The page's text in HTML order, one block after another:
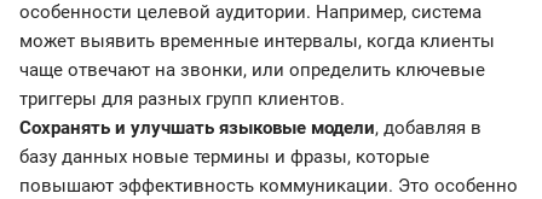
особенности целевой аудитории. Например, система
может выявить временные интервалы, когда клиенты
чаще отвечают на звонки, или определить ключевые
триггеры для разных групп клиентов.
Сохранять и улучшать языковые модели, добавляя в
базу данных новые термины и фразы, которые
повышают эффективность коммуникации. Это особенно